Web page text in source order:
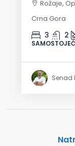
Rožaje,
Crna Gora
3 2
Senad